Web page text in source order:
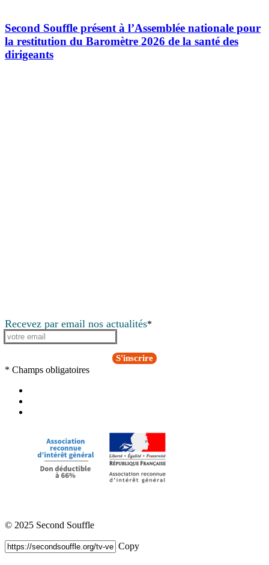
Second Souffle présent à l’Assemblée nationale pour
la restitution du Baromètre 2026 de la santé des
dirigeants
Recevez par email nos actualités*
S'inscrire
* Champs obligatoires
© 2025 Second Souffle
Copy